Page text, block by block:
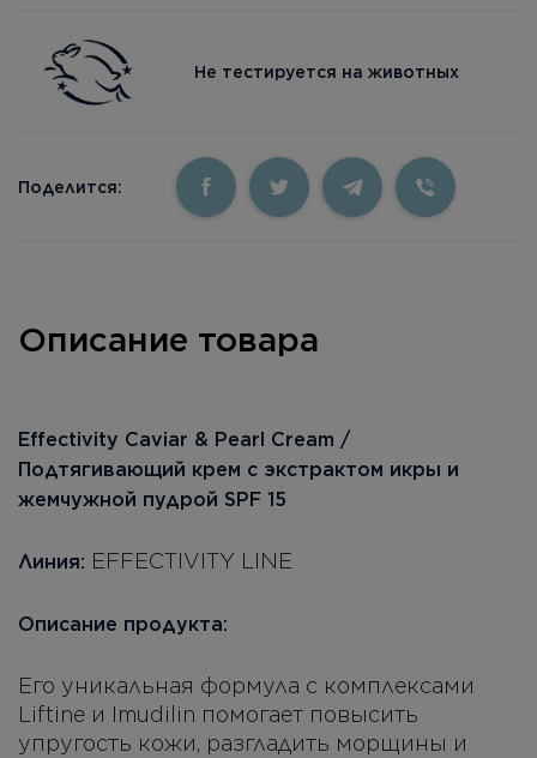
Не тестируется на животных
Поделится:
Описание товара
Effectivity Caviar & Pearl Cream /
Подтягивающий крем с экстрактом икры и
жемчужной пудрой SPF 15
Линия: EFFECTIVITY LINE
Описание продукта:
Его уникальная формула с комплексами
Liftine и Imudilin помогает повысить
упругость кожи, разгладить морщины и